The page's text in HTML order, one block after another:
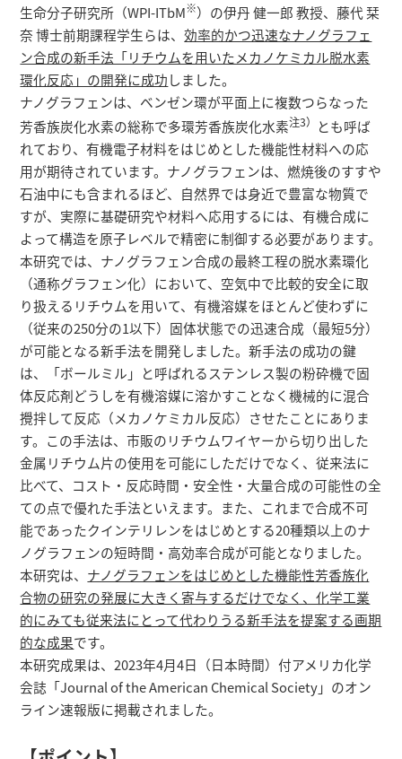
生命分子研究所（WPI-ITbM※）の伊丹 健一郎 教授、藤代 栞
奈 博士前期課程学生らは、効率的かつ迅速なナノグラフェ
ン合成の新手法「リチウムを用いたメカノケミカル脱水素
環化反応」の開発に成功しました。
ナノグラフェンは、ベンゼン環が平面上に複数つらなった
芳香族炭化水素の総称で多環芳香族炭化水素注3）
とも呼ば
れており、有機電子材料をはじめとした機能性材料への応
用が期待されています。ナノグラフェンは、燃焼後のすすや
石油中にも含まれるほど、自然界では身近で豊富な物質で
すが、実際に基礎研究や材料へ応用するには、有機合成に
よって構造を原子レベルで精密に制御する必要があります。
本研究では、ナノグラフェン合成の最終工程の脱水素環化
（通称グラフェン化）において、空気中で比較的安全に取
り扱えるリチウムを用いて、有機溶媒をほとんど使わずに
（従来の250分の1以下）固体状態での迅速合成（最短5分）
が可能となる新手法を開発しました。新手法の成功の鍵
は、「ボールミル」と呼ばれるステンレス製の粉砕機で固
体反応剤どうしを有機溶媒に溶かすことなく機械的に混合
攪拌して反応（メカノケミカル反応）させたことにありま
す。この手法は、市販のリチウムワイヤーから切り出した
金属リチウム片の使用を可能にしただけでなく、従来法に
比べて、コスト・反応時間・安全性・大量合成の可能性の全
ての点で優れた手法といえます。また、これまで合成不可
能であったクインテリレンをはじめとする20種類以上のナ
ノグラフェンの短時間・高効率合成が可能となりました。
本研究は、 ナノグラフェンをはじめとした機能性芳香族化
合物の研究の発展に大きく寄与するだけでなく、化学工業
的にみても従来法にとって代わりうる新手法を提案する画期
的な成果です。
本研究成果は、2023年4月4日（日本時間）付アメリカ化学
会誌「Journal of the American Chemical Society」のオン
ライン速報版に掲載されました。